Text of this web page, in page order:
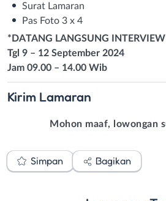
Surat Lamaran
Pas Foto 3 x 4
*DATANG LANGSUNG
Tgl 9 – 12 September 2024
Jam 09.00 – 14.00 Wib
Kirim Lamaran
Mohon maaf, lowongan
Simpan Bagikan